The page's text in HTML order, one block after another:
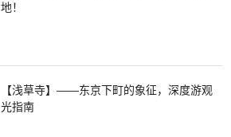
地！
【浅草寺】——东京下町的象征，深度游观
光指南